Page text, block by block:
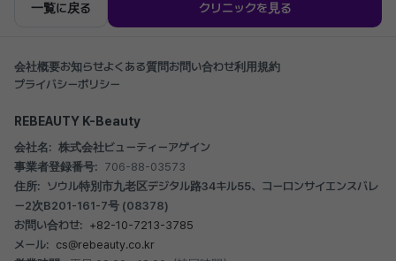
一覧に戻る クリニックを見る
会社概要お知らせよくある質問 お問い合わせ利用規約
プライバシーポリシー
REBEAUTY K-Beauty
会社名: 株式会社ビューティーアゲイン
事業者登録番号: 706-88-03573
住所: ソウル特別市九老区デジタル路34キル55、コーロンサイエンスバレ
ー2次B201-161-7号 (08378)
お問い合わせ: +82-10-7213-3785
メール: cs@rebeauty.co.kr